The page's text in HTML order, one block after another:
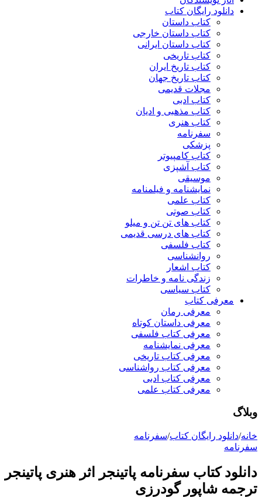
دانلود رایگان کتاب
کتاب داستان
کتاب داستان خارجی
کتاب داستان ایرانی
کتاب تاریخی
کتاب تاریخ ایران
کتاب تاریخ جهان
مجلات قدیمی
کتاب ادبی
کتاب مذهبی و ادیان
کتاب هنری
سفرنامه
پزشکی
کتاب کامپیوتر
کتاب آشپزی
موسیقی
نمایشنامه و فیلمنامه
کتاب علمی
کتاب صوتی
کتاب های تن تن و میلو
کتاب های درسی قدیمی
کتاب فلسفی
روانشناسی
کتاب اشعار
زندگی نامه و خاطرات
کتاب سیاسی
معرفی کتاب
معرفی رمان
معرفی داستان کوتاه
معرفی کتاب فلسفی
معرفی نمایشنامه
معرفی کتاب تاریخی
معرفی کتاب رواشناسی
معرفی کتاب ادبی
معرفی کتاب علمی
وبلاگ
خانه/دانلود رایگان کتاب/سفرنامه
سفرنامه
دانلود کتاب سفرنامه پاتینجر اثر هنری پاتینجر
ترجمه شاپور گودرزی